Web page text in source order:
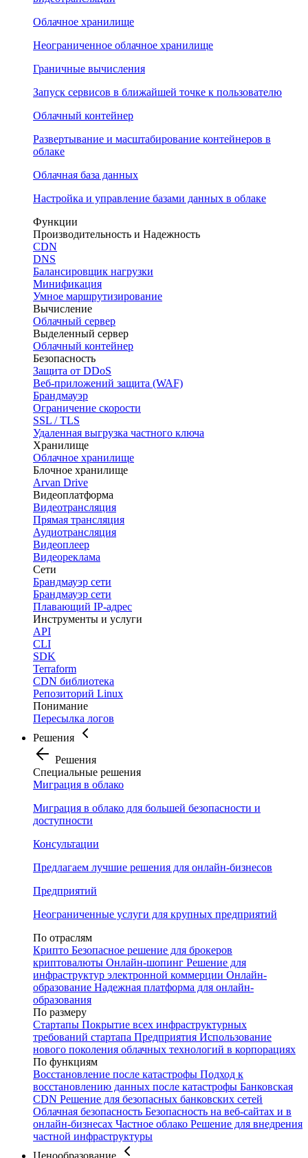
Облачное хранилище
Неограниченное облачное хранилище
Граничные вычисления
Запуск сервисов в ближайшей точке к пользователю
Облачный контейнер
Развертывание и масштабирование контейнеров в
облаке
Облачная база данных
Настройка и управление базами данных в облаке
Функции
Производительность и Надежность
CDN
DNS
Балансировщик нагрузки
Минификация
Умное маршрутизирование
Вычисление
Облачный сервер
Выделенный сервер
Облачный контейнер
Безопасность
Защита от DDoS
Веб-приложений защита (WAF)
Брандмауэр
Ограничение скорости
SSL / TLS
Удаленная выгрузка частного ключа
Хранилище
Облачное хранилище
Блочное хранилище
Arvan Drive
Видеоплатформа
Видеотрансляция
Прямая трансляция
Аудиотрансляция
Видеоплеер
Видеореклама
Сети
Брандмауэр сети
Брандмауэр сети
Плавающий IP-адрес
Инструменты и услуги
API
CLI
SDK
Terraform
CDN библиотека
Репозиторий Linux
Понимание
Пересылка логов
Решения
Решения
Специальные решения
Миграция в облако
Миграция в облако для большей безопасности и
доступности
Консультации
Предлагаем лучшие решения для онлайн-бизнесов
Предприятий
Неограниченные услуги для крупных предприятий
По отраслям
Крипто Безопасное решение для брокеров
криптовалюты Онлайн-шопинг Решение для
инфраструктур электронной коммерции Онлайн-
образование Надежная платформа для онлайн-
образования
По размеру
Стартапы Покрытие всех инфраструктурных
требований стартапа Предприятия Использование
нового поколения облачных технологий в корпорациях
По функциям
Восстановление после катастрофы Подход к
восстановлению данных после катастрофы Банковская
CDN Решение для безопасных банковских сетей
Облачная безопасность Безопасность на веб-сайтах и в
онлайн-бизнесах Частное облако Решение для внедрения
частной инфраструктуры
Ценообразование